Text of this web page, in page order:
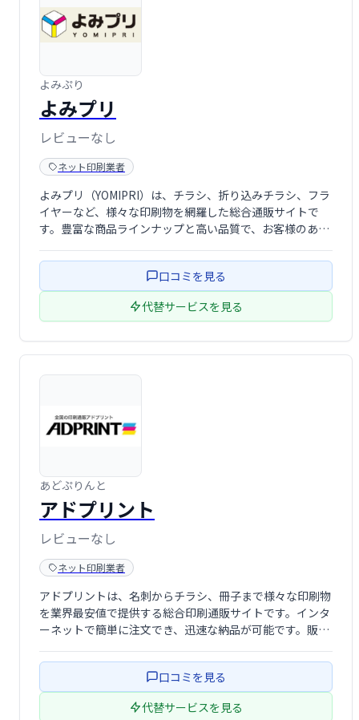
よみぷり
よみプリ
レビューなし
ネット印刷業者
よみプリ（YOMIPRI）は、チラシ、折り込みチラシ、フラ
イヤーなど、様々な印刷物を網羅した総合通販サイトで
す。豊富な商品ラインナップと高い品質で、お客様のあら
ィーに印刷物を発注したい方におすすめです。
口コミを見る
代替サービスを見る
あどぷりんと
アドプリント
レビューなし
ネット印刷業者
アドプリントは、名刺からチラシ、冊子まで様々な印刷物
を業界最安値で提供する総合印刷通販サイトです。インタ
ーネットで簡単に注文でき、迅速な納品が可能です。販促
い。高品質な印刷物を、手軽にお求めいただけます。
口コミを見る
代替サービスを見る